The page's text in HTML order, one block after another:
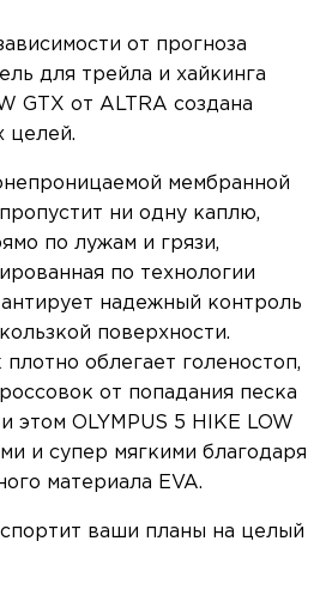
от прогноза
для трейла и хайкинга
GTX от ALTRA создана
целей.
мембранной
ни одну каплю,
по лужам и грязи,
по технологии
надежный контроль
поверхности.
облегает голеностоп,
от попадания песка
этом OLYMPUS 5 HIKE LOW
и супер мягкими благодаря
материала EVA.
ваши планы на целый